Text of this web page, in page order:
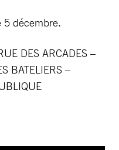
5 décembre.
DES ARCADES –
BATELIERS –